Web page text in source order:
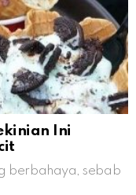
Ini
berbahaya, sebab